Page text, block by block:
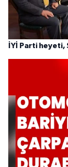
İYİ Parti heyeti,